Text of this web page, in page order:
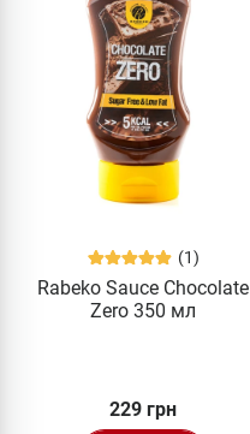
(1)
Rabeko Sauce Chocolate
Zero 350 мл
229 грн